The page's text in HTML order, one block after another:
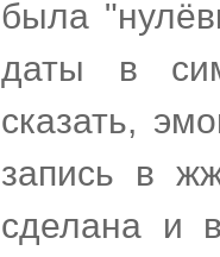
была
даты в
сказать,
запись в
сделана и